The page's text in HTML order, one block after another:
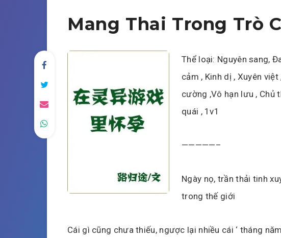
Mang Thai Trong Trò
Thể loại: Nguyên sang,
cảm , Kinh dị , Xuyên
cường ,Vô hạn lưu , Chủ
quái , 1v1
—————–
Ngày nọ, trần thải tinh
trong thế giới
Cái gì cũng chưa thiếu, ngược lại nhiều cái ‘ tháng